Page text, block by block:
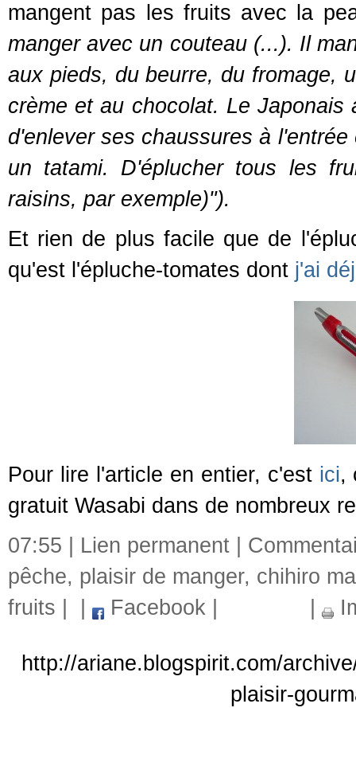
mangent pas les fruits avec la
manger avec un couteau (...). Il
aux pieds, du beurre, du fromage,
crème et au chocolat. Le
d'enlever ses chaussures à
un tatami. D'éplucher tous les
raisins, par exemple)").
Et rien de plus facile que de
qu'est l'épluche-tomates dont j'ai
Pour lire l'article en entier, c'est ici,
gratuit Wasabi dans de nombreux
07:55 | Lien permanent
pêche, plaisir de manger, chihiro
fruits
Facebook
http://ariane.blogspirit.com/
plaisir-